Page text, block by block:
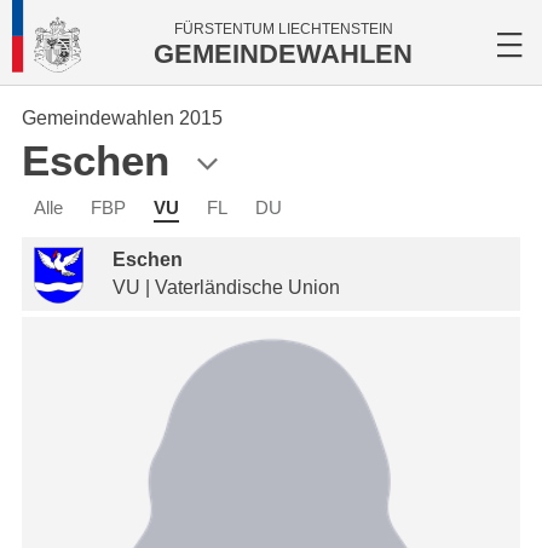
FÜRSTENTUM LIECHTENSTEIN
GEMEINDEWAHLEN
Gemeindewahlen 2015
Eschen
Alle FBP VU FL DU
Eschen
VU | Vaterländische Union